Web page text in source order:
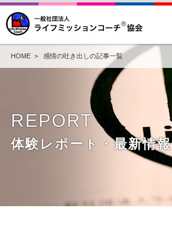
HOME> 感情の吐き出しの記事一覧
REPORT
体験レポート・最新情報